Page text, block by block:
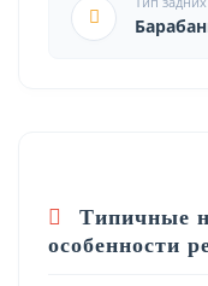
Типичные
особенности